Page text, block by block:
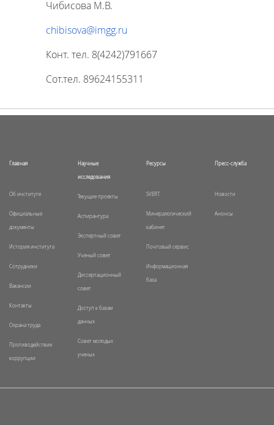
Чибисова М.В.
chibisova@imgg.ru
Конт. тел. 8(4242)791667
Сот.тел. 89624155311
Главная
Об институте
Официальные
документы
История института
Сотрудники
Вакансии
Контакты
Охрана труда
Противодействие
коррупции
Научные
исследования
Текущие проекты
Аспирантура
Экспертный совет
Ученый совет
Диссертационный
совет
Доступ к базам
данных
Совет молодых
ученых
Ресурсы
SVERT
Минералогический
кабинет
Почтовый сервис
Информационная
база
Пресс-служба
Новости
Анонсы